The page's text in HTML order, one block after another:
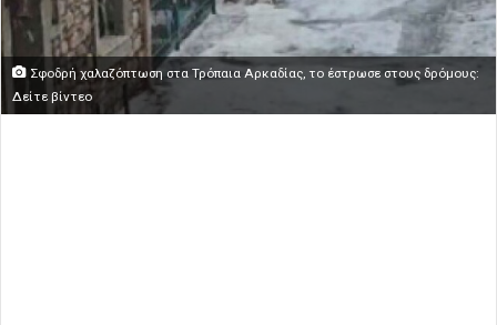
Σφοδρή χαλαζόπτωση στα Τρόπαια Αρκαδίας, το έστρωσε στους δρόμους:
Δείτε βίντεο